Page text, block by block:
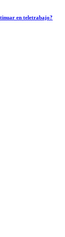
en teletrabajo?